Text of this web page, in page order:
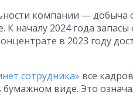
компании — добыча
началу 2024 года
в 2023 году
сотрудника» все
виде. Это